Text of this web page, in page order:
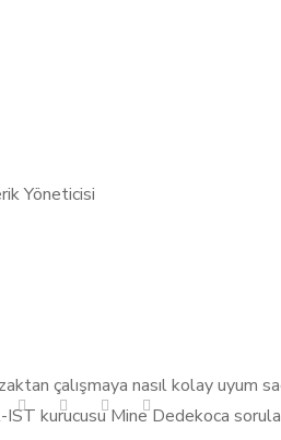
çalışmaya nasıl kolay uyum
kurucusu Mine Dedekoca